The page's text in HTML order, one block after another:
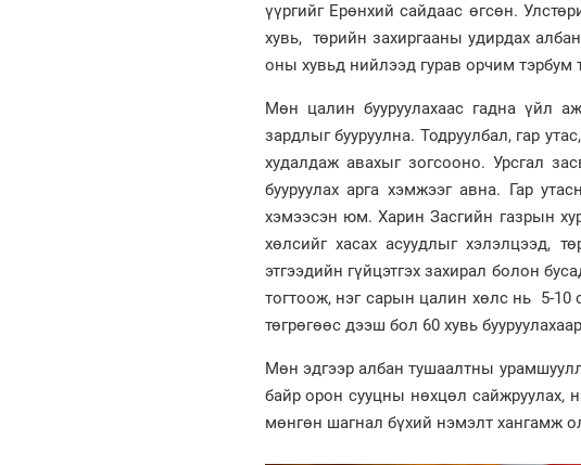
үүргийг Ерөнхий сайдаас өгсөн.
хувь, төрийн захиргааны удирдах
оны хувьд нийлээд гурав орчим тэрбум
Мөн цалин бууруулахаас гадна үйл
зардлыг бууруулна. Тодруулбал, гар
худалдаж авахыг зогсооно. Урсгал
бууруулах арга хэмжээг авна. Гар
хэмээсэн юм. Харин Засгийн газрын
хөлсийг хасах асуудлыг хэлэлцээд,
этгээдийн гүйцэтгэх захирал болон
тогтоож, нэг сарын цалин хөлс нь 5-10
төгрөгөөс дээш бол 60 хувь
Мөн эдгээр албан тушаалтны
байр орон сууцны нөхцөл сайжруулах,
мөнгөн шагнал бүхий нэмэлт хангамж